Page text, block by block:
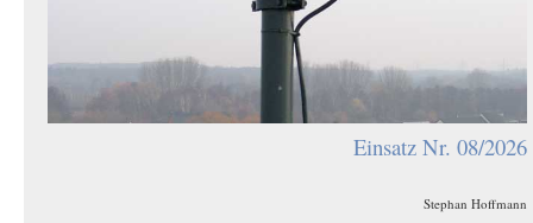
Einsatz Nr. 08/2026
Stephan Hoffmann